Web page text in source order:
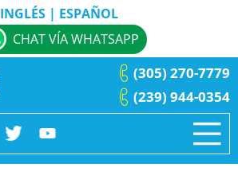
INGLÉS | ESPAÑOL
CHAT VÍA WHATSAPP
(239) 944-0354
(305) 270-7779